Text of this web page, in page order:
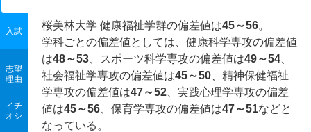
入試
志望
理由
イチ
オシ
桜美林大学 健康福祉学群の偏差値は45～56。
学科ごとの偏差値としては、健康科学専攻の偏差値
は48～53 、スポーツ科学専攻の偏差値は49～54
社会福祉学専攻の偏差値は45～50 、精神保健福祉
学専攻の偏差値は47～52 、実践心理学専攻の偏差
値は45～56 、保育学専攻の偏差値は47～51などと
なっている。